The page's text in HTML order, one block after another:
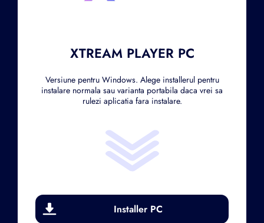
XTREAM PLAYER PC
Versiune pentru Windows. Alege installerul pentru
instalare normala sau varianta portabila daca vrei sa
rulezi aplicatia fara instalare.
Installer PC